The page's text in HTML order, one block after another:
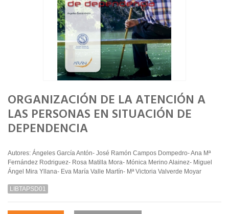
ORGANIZACIÓN DE LA ATENCIÓN A
LAS PERSONAS EN SITUACIÓN DE
DEPENDENCIA
Autores: Ángeles García Antón- José Ramón Campos Dompedro- Ana Mª
Fernández Rodriguez- Rosa Matilla Mora- Mónica Merino Alainez- Miguel
Ángel Mira Yllana- Eva María Valle Martín- Mª Victoria Valverde Moyar
LIBTAPSD01